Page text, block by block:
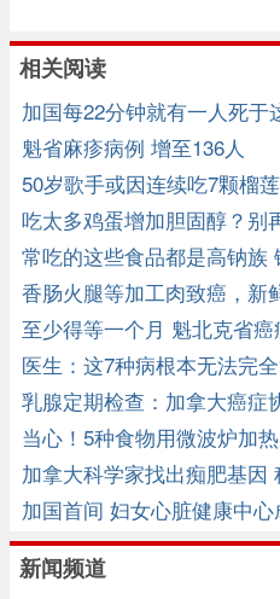
相关阅读
加国每22分钟就有一人死于
魁省麻疹病例 增至136人
50岁歌手或因连续吃7颗榴
吃太多鸡蛋增加胆固醇？别
常吃的这些食品都是高钠族
香肠火腿等加工肉致癌，新
至少得等一个月 魁北克省
医生：这7种病根本无法完
乳腺定期检查：加拿大癌症
当心！5种食物用微波炉加
加拿大科学家找出痴肥基因
加国首间 妇女心脏健康中心
新闻频道